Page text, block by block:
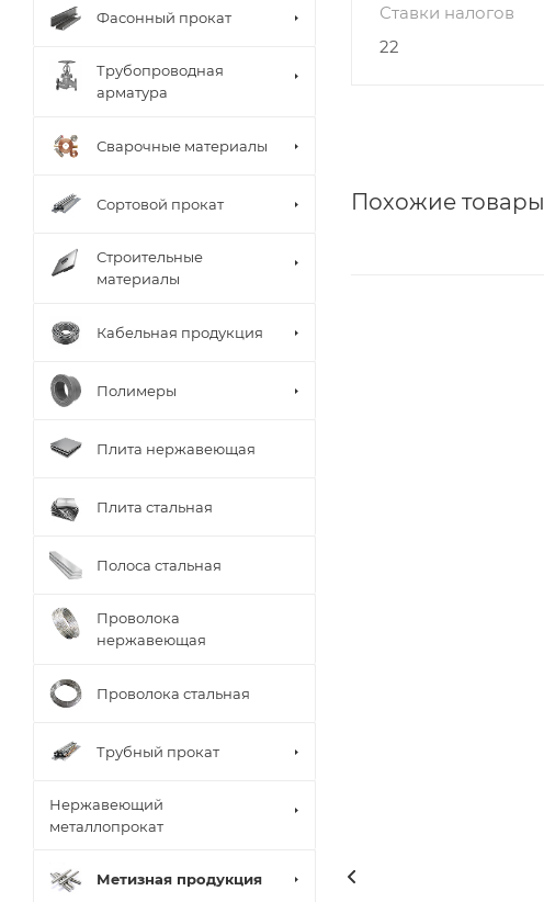
Ставки налогов
22
Похожие товары
Фасонный прокат
Трубопроводная
арматура
Сварочные материалы
Сортовой прокат
Строительные
материалы
Кабельная продукция
Полимеры
Плита нержавеющая
Плита стальная
Полоса стальная
Проволока
нержавеющая
Проволока стальная
Трубный прокат
Нержавеющий
металлопрокат
Метизная продукция